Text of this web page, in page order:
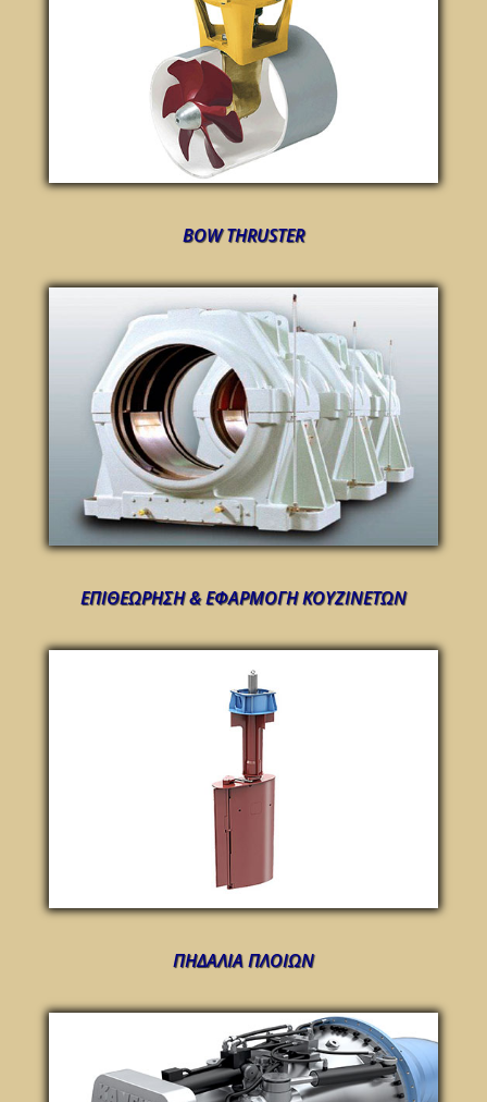
BOW THRUSTER
ΕΠΙΘΕΩΡΗΣΗ & ΕΦΑΡΜΟΓΗ ΚΟΥΖΙΝΕΤΩΝ
ΠΗΔΑΛΙΑ ΠΛΟΙΩΝ